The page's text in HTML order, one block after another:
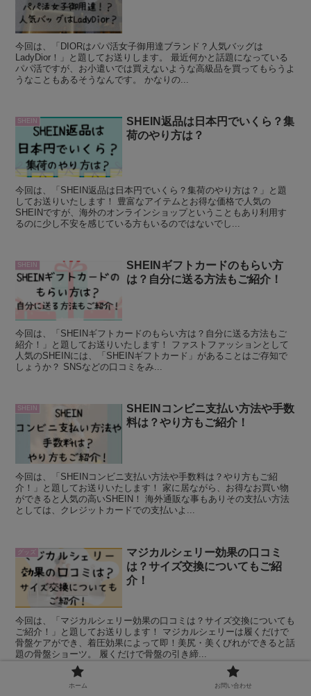
今回は、「DIORはパパ活女子御用達ブランド？人気バッグは
LadyDior！」と題してお送りします。 最近何かと話題になっている
パパ活ですが、お小遣いでは買えないような高級品を買ってもらうよ
うなこともあるそうなんです。 かなりの...
SHEIN
SHEIN返品は日本円でいくら？集
荷のやり方は？
今回は、「SHEIN返品は日本円でいくら？集荷のやり方は？」と題
してお送りいたします！ 豊富なアイテムとお得な価格で人気の
SHEINですが、海外のオンラインショップということもあり利用す
るのに少し不安を感じている方もいるのではないでし...
SHEIN
SHEINギフトカードのもらい方
は？自分に送る方法もご紹介！
今回は、「SHEINギフトカードのもらい方は？自分に送る方法もご
紹介！」と題してお送りいたします！ ファストファッションとして
人気のSHEINには、「SHEINギフトカード」があることはご存知で
しょうか？ SNSなどの口コミをみ...
SHEIN
SHEINコンビニ支払い方法や手数
料は？やり方もご紹介！
今回は、「SHEINコンビニ支払い方法や手数料は？やり方もご紹
介！」と題してお送りいたします！ 家に居ながら、お得なお買い物
ができると人気の高いSHEIN！ 海外通販な事もありその支払い方法
としては、クレジットカードでの支払いよ...
グッズ
マジカルシェリー効果の口コミ
は？サイズ交換についてもご紹
介！
今回は、「マジカルシェリー効果の口コミは？サイズ交換についても
ご紹介！」と題してお送りします！ マジカルシェリーは履くだけで
骨盤ケアができ、着圧効果によって即！美尻・美くびれができると話
題の骨盤ショーツ。 履くだけで骨盤の引き締...
ホーム お問い合わせ